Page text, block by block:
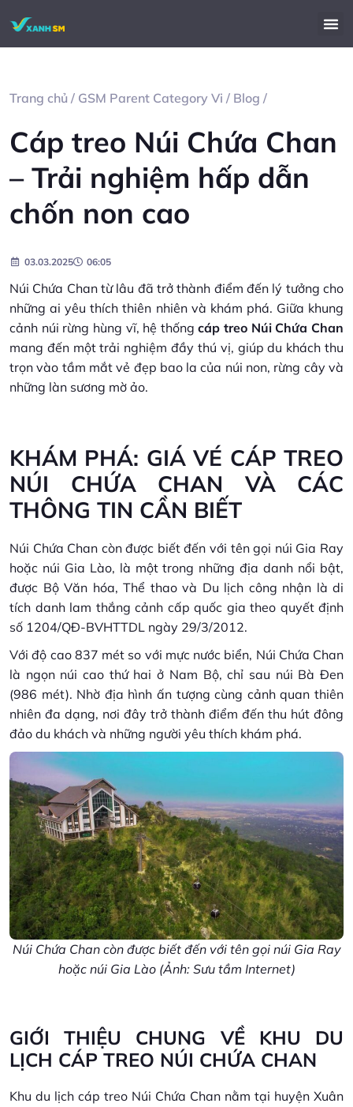
Trang chủ / GSM Parent Category Vi / Blog /
Cáp treo Núi Chứa Chan
– Trải nghiệm hấp dẫn
chốn non cao
03.03.2025 06:05
Núi Chứa Chan từ lâu đã trở thành điểm đến lý tưởng cho
những ai yêu thích thiên nhiên và khám phá. Giữa khung
cảnh núi rừng hùng vĩ, hệ thốngcáp treo Núi Chứa Chan
mang đến một trải nghiệm đầy thú vị, giúp du khách thu
trọn vào tầm mắt vẻ đẹp bao la của núi non, rừng cây và
những làn sương mờ ảo.
KHÁM PHÁ: GIÁ VÉ CÁP TREO
NÚI CHỨA CHAN VÀ CÁC
THÔNG TIN CẦN BIẾT
Núi Chứa Chan còn được biết đến với tên gọi núi Gia Ray
hoặc núi Gia Lào, là một trong những địa danh nổi bật,
được Bộ Văn hóa, Thể thao và Du lịch công nhận là di
tích danh lam thắng cảnh cấp quốc gia theo quyết định
số 1204/QĐ-BVHTTDL ngày 29/3/2012.
Với độ cao 837 mét so với mực nước biển, Núi Chứa Chan
là ngọn núi cao thứ hai ở Nam Bộ, chỉ sau núi Bà Đen
(986 mét). Nhờ địa hình ấn tượng cùng cảnh quan thiên
nhiên đa dạng, nơi đây trở thành điểm đến thu hút đông
đảo du khách và những người yêu thích khám phá.
Núi Chứa Chan còn được biết đến với tên gọi núi Gia Ray
hoặc núi Gia Lào (Ảnh: Sưu tầm Internet)
GIỚI THIỆU CHUNG VỀ KHU DU
LỊCH CÁP TREO NÚI CHỨA CHAN
Khu du lịch cáp treo Núi Chứa Chan nằm tại huyện Xuân